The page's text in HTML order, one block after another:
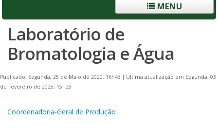
MENU
Laboratório de
Bromatologia e Água
Publicado: Segunda, 25 de Maio de 2020, 16h43 | Última atualização em Segunda, 03
de Fevereiro de 2025, 15h25
Coordenadoria-Geral de Produção